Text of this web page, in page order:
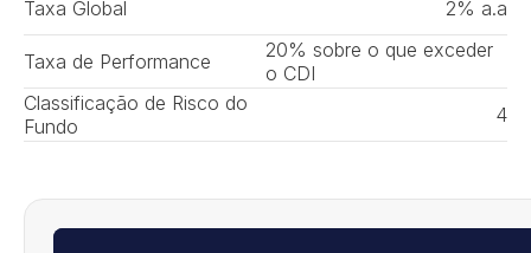
Taxa Global 2% a.a
Taxa de Performance
20% sobre o que exceder
o CDI
Classificação de Risco do
Fundo
4